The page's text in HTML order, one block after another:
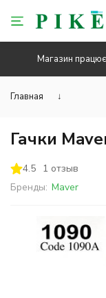
Магазин працює
Главная ↓
Гачки
4.5 1 отзыв
Бренды: Maver